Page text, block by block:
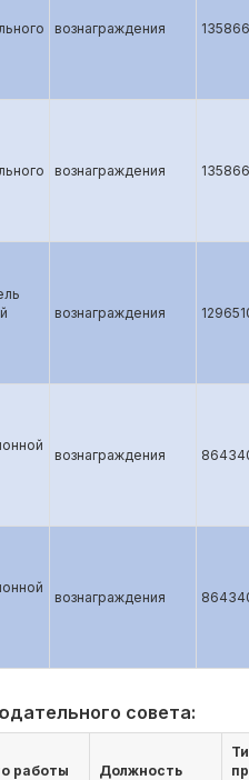
вознаграждения
вознаграждения
вознаграждения
вознаграждения
вознаграждения
совета:
работы Должность